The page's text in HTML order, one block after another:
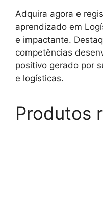
Adquira agora e
aprendizado em
e impactante.
competências
positivo gerado por
e logísticas.
Produtos